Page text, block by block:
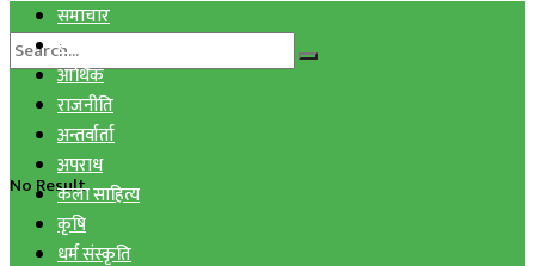
No Result
समाचार
स्वास्थ्य
आर्थिक
राजनीति
अन्तर्वार्ता
अपराध
कला साहित्य
कृषि
धर्म संस्कृति